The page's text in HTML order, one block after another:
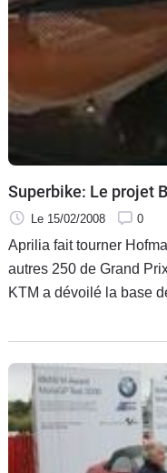
Marques
Auto
Superbike: Le projet
Le 15/02/2008 0
Aprilia fait tourner
autres 250 de Grand
KTM a dévoilé la base